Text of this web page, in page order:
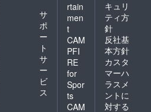
サ
ポ
ー
ト
サ
ー
ビ
ス
rtain
men
t
CAM
PFI
RE
for
Spor
ts
CAM
キュリ
ティ方
針
反社基
本方針
カスタ
マーハ
ラスメ
ントに
対する